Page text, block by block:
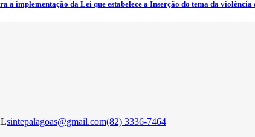
a implementação da Lei que estabelece a Inserção do tema da
sintepalagoas@gmail.com(82) 3336-7464